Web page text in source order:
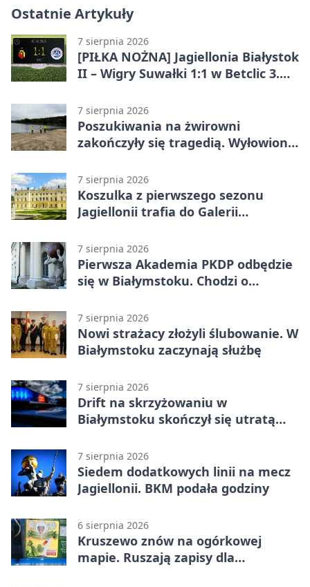
Ostatnie Artykuły
7 sierpnia 2026
[PIŁKA NOŻNA] Jagiellonia Białystok
II – Wigry Suwałki 1:1 w Betclic 3.
7 sierpnia 2026
Poszukiwania na żwirowni
zakończyły się tragedią. Wyłowiono
7 sierpnia 2026
Koszulka z pierwszego sezonu
Jagiellonii trafia do Galerii
7 sierpnia 2026
Pierwsza Akademia PKDP odbędzie
się w Białymstoku. Chodzi o
7 sierpnia 2026
Nowi strażacy złożyli ślubowanie. W
Białymstoku zaczynają służbę
7 sierpnia 2026
Drift na skrzyżowaniu w
Białymstoku skończył się utratą
7 sierpnia 2026
Siedem dodatkowych linii na mecz
Jagiellonii. BKM podała godziny
6 sierpnia 2026
Kruszewo znów na ogórkowej
mapie. Ruszają zapisy dla